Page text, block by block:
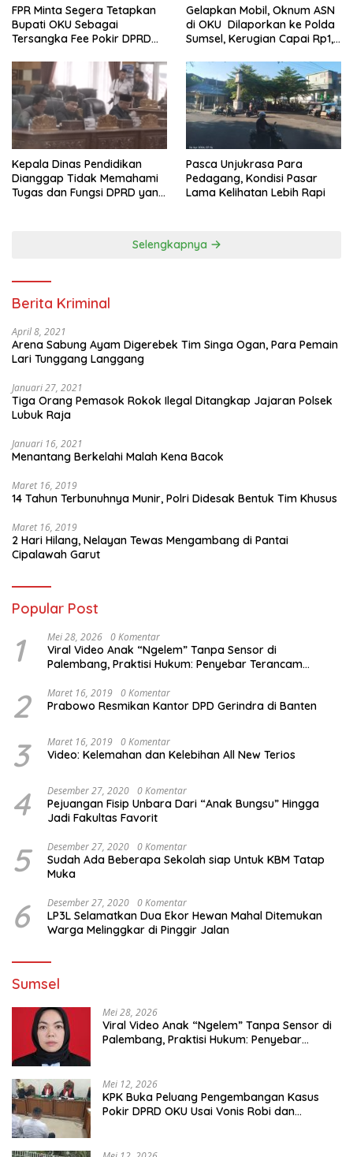
FPR Minta Segera Tetapkan
Bupati OKU Sebagai
Tersangka Fee Pokir DPRD
Gelapkan Mobil, Oknum ASN
di OKU Dilaporkan ke Polda
Sumsel, Kerugian Capai Rp1,2
Kepala Dinas Pendidikan
Dianggap Tidak Memahami
Tugas dan Fungsi DPRD yang
Pasca Unjukrasa Para
Pedagang, Kondisi Pasar
Lama Kelihatan Lebih Rapi
Selengkapnya
Berita Kriminal
April 8, 2021
Arena Sabung Ayam Digerebek Tim Singa Ogan, Para Pemain
Lari Tunggang Langgang
Januari 27, 2021
Tiga Orang Pemasok Rokok Ilegal Ditangkap Jajaran Polsek
Lubuk Raja
Januari 16, 2021
Menantang Berkelahi Malah Kena Bacok
Maret 16, 2019
14 Tahun Terbunuhnya Munir, Polri Didesak Bentuk Tim Khusus
Maret 16, 2019
2 Hari Hilang, Nelayan Tewas Mengambang di Pantai
Cipalawah Garut
Popular Post
1 Mei 28, 2026 0 Komentar
Viral Video Anak “Ngelem” Tanpa Sensor di
Palembang, Praktisi Hukum: Penyebar Terancam
2 Maret 16, 2019 0 Komentar
Prabowo Resmikan Kantor DPD Gerindra di Banten
3 Maret 16, 2019 0 Komentar
Video: Kelemahan dan Kelebihan All New Terios
4 Desember 27, 2020 0 Komentar
Pejuangan Fisip Unbara Dari “Anak Bungsu” Hingga
Jadi Fakultas Favorit
5 Desember 27, 2020 0 Komentar
Sudah Ada Beberapa Sekolah siap Untuk KBM Tatap
Muka
6 Desember 27, 2020 0 Komentar
LP3L Selamatkan Dua Ekor Hewan Mahal Ditemukan
Warga Melinggkar di Pinggir Jalan
Sumsel
Mei 28, 2026
Viral Video Anak “Ngelem” Tanpa Sensor di
Palembang, Praktisi Hukum: Penyebar
Mei 12, 2026
KPK Buka Peluang Pengembangan Kasus
Pokir DPRD OKU Usai Vonis Robi dan